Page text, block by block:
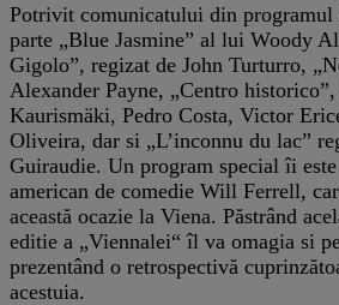
Potrivit comunicatului din
parte „Blue Jasmine” al lui Woody
Gigolo”, regizat de John Turturro,
Alexander Payne, „Centro
Kaurismäki, Pedro Costa, Victor
Oliveira, dar si „L’inconnu du lac”
Guiraudie. Un program special îi
american de comedie Will Ferrell,
această ocazie la Viena. Păstrând
editie a „Viennalei“ îl va omagia si
prezentând o retrospectivă
acestuia.